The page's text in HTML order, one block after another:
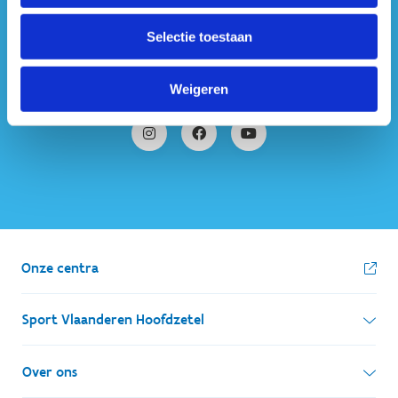
Selectie toestaan
Weigeren
#sportersbelevenmeer
ook op sociale media
Onze centra
Sport Vlaanderen Hoofdzetel
Simon Bolivarlaan 17
Over ons